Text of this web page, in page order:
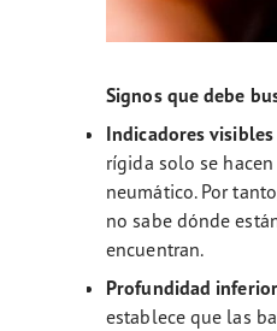
Signos que debe
Indicadores
rígida solo se
neumático. Por
no sabe dónde
encuentran.
Profundidad
establece que las